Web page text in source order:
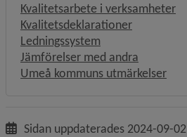
Kvalitetsarbete i verksamheter
Kvalitetsdeklarationer
Ledningssystem
Jämförelser med andra
Umeå kommuns utmärkelser
Sidan uppdaterades 2024-09-02